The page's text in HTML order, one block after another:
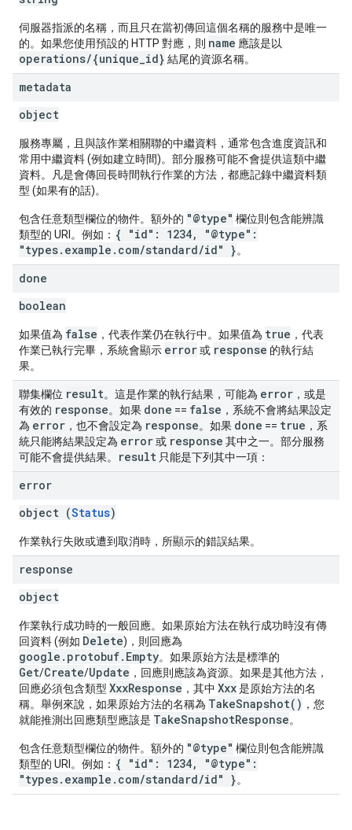
伺服器指派的名稱，而且只在當初傳回這個名稱的服務中是唯一
的。如果您使用預設的 HTTP 對應，則 name 應該是以
operations/{unique_id} 結尾的資源名稱。
metadata
object
服務專屬，且與該作業相關聯的中繼資料，通常包含進度資訊和
常用中繼資料 (例如建立時間)。部分服務可能不會提供這類中繼
資料。凡是會傳回長時間執行作業的方法，都應記錄中繼資料類
型 (如果有的話)。
包含任意類型欄位的物件。額外的 "@type" 欄位則包含能辨識
類型的 URI。例如： { "id": 1234, "@type":
"types.example.com/standard/id" }。
done
boolean
如果值為 false ，代表作業仍在執行中。如果值為 true ，代表
作業已執行完畢，系統會顯示 error或 response 的執行結
果。
聯集欄位 result。這是作業的執行結果，可能為 error ，或是
有效的 response。如果 done == false ，系統不會將結果設定
為 error ，也不會設定為 response。如果 done == true ，系
統只能將結果設定為 error或 response 其中之一。部分服務
可能不會提供結果。
result 只能是下列其中一項：
error
object (Status)
作業執行失敗或遭到取消時，所顯示的錯誤結果。
response
object
作業執行成功時的一般回應。如果原始方法在執行成功時沒有傳
回資料 (例如 Delete)，則回應為
google.protobuf.Empty。如果原始方法是標準的
Get/Create/Update ，回應則應該為資源。如果是其他方法，
回應必須包含類型 XxxResponse ，其中 Xxx是原始方法的名
稱。舉例來說，如果原始方法的名稱為 TakeSnapshot() ，您
就能推測出回應類型應該是 TakeSnapshotResponse。
包含任意類型欄位的物件。額外的 "@type" 欄位則包含能辨識
類型的 URI。例如： { "id": 1234, "@type":
"types.example.com/standard/id" }。